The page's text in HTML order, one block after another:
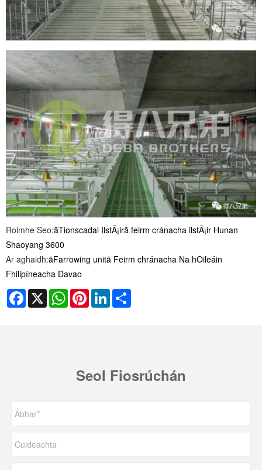
Roimhe Seo:ãTionscadal IlstÃ¡irã feirm cránacha ilstÃ¡ir Hunan
Shaoyang 3600
Ar aghaidh:ãFarrowing unitã Feirm chránacha Na hOileáin
Fhilipíneacha Davao
Facebook
X WhatsAppPinterestLinkedIn
Seol Fiosrúchán